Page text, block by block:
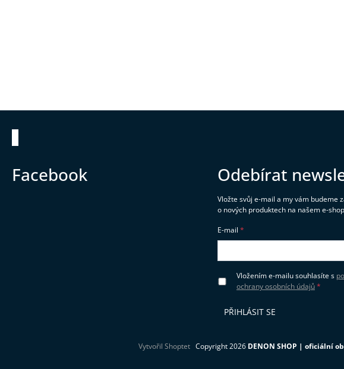
Zápatí
Facebook Odebírat
Vložte svůj e-mail a my vám budeme
o nových produktech na našem e-
E-mail
Vložením e-mailu souhlasíte s
ochrany osobních údajů
PŘIHLÁSIT SE
Vytvořil Shoptet Copyright 2026 DENON SHOP | oficiální